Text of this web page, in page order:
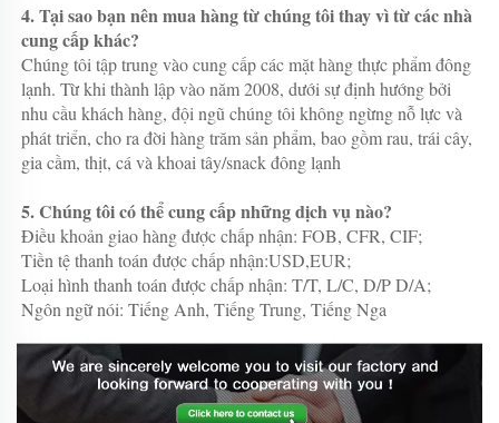
4. Tại sao bạn nên mua hàng từ chúng tôi thay vì từ các nhà
cung cấp khác?
Chúng tôi tập trung vào cung cấp các mặt hàng thực phẩm đông
lạnh. Từ khi thành lập vào năm 2008, dưới sự định hướng bởi
nhu cầu khách hàng, đội ngũ chúng tôi không ngừng nỗ lực và
phát triển, cho ra đời hàng trăm sản phẩm, bao gồm rau, trái cây,
gia cầm, thịt, cá và khoai tây/snack đông lạnh
5. Chúng tôi có thể cung cấp những dịch vụ nào?
Điều khoản giao hàng được chấp nhận: FOB, CFR, CIF;
Tiền tệ thanh toán được chấp nhận:USD,EUR;
Loại hình thanh toán được chấp nhận: T/T, L/C, D/P D/A;
Ngôn ngữ nói: Tiếng Anh, Tiếng Trung, Tiếng Nga